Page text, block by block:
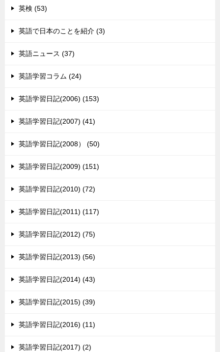
英検 (53)
英語で日本のことを紹介 (3)
英語ニュース (37)
英語学習コラム (24)
英語学習日記(2006) (153)
英語学習日記(2007) (41)
英語学習日記(2008） (50)
英語学習日記(2009) (151)
英語学習日記(2010) (72)
英語学習日記(2011) (117)
英語学習日記(2012) (75)
英語学習日記(2013) (56)
英語学習日記(2014) (43)
英語学習日記(2015) (39)
英語学習日記(2016) (11)
英語学習日記(2017) (2)